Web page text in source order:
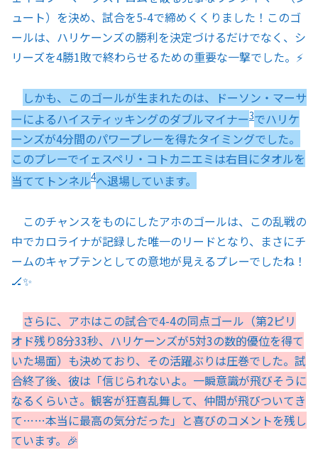
ュート）を決め、試合を5-4で締めくくりました！このゴ
ールは、ハリケーンズの勝利を決定づけるだけでなく、シ
リーズを4勝1敗で終わらせるための重要な一撃でした。⚡️
しかも、このゴールが生まれたのは、ドーソン・マーサ
ーによるハイスティッキングのダブルマイナー3でハリケ
ーンズが4分間のパワープレーを得たタイミングでした。
このプレーでイェスペリ・コトカニエミは右目にタオルを
当ててトンネル4へ退場しています。
このチャンスをものにしたアホのゴールは、この乱戦の
中でカロライナが記録した唯一のリードとなり、まさにチ
ームのキャプテンとしての意地が見えるプレーでしたね！
🏒✨
さらに、アホはこの試合で4-4の同点ゴール（第2ピリ
オド残り8分33秒、ハリケーンズが5対3の数的優位を得て
いた場面）も決めており、その活躍ぶりは圧巻でした。試
合終了後、彼は「信じられないよ。一瞬意識が飛びそうに
なるくらいさ。観客が狂喜乱舞して、仲間が飛びついてき
て……本当に最高の気分だった」と喜びのコメントを残し
ています。🎉